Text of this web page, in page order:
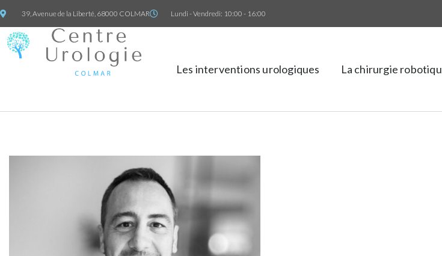
39, Avenue de la Liberté, 68000 COLMAR Lundi - Vendredi: 10:00 - 16:00
Les interventions urologiques La chirurgie